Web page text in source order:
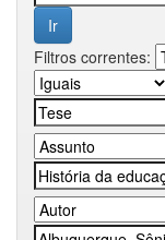
Filtros correntes: